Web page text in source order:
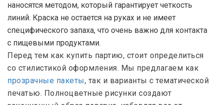
наносятся методом, который гарантирует четкость
линий. Краска не остается на руках и не имеет
специфического запаха, что очень важно для контакта
с пищевыми продуктами.
Перед тем как купить партию, стоит определиться
со стилистикой оформления. Мы предлагаем как
прозрачные пакеты, так и варианты с тематической
печатью. Полноцветные рисунки создают